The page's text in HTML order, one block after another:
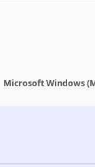
Microsoft Windows